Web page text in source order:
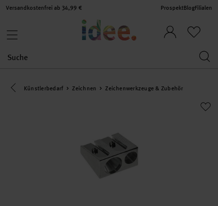
Versandkostenfrei ab 34,99 € ProspektBlogFilialen
Eine Kategorie zurück navigieren
Künstlerbedarf Zeichnen Zeichenwerkzeuge & Zubehör